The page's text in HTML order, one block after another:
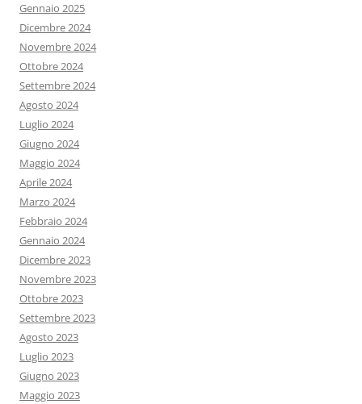
Gennaio 2025
Dicembre 2024
Novembre 2024
Ottobre 2024
Settembre 2024
Agosto 2024
Luglio 2024
Giugno 2024
Maggio 2024
Aprile 2024
Marzo 2024
Febbraio 2024
Gennaio 2024
Dicembre 2023
Novembre 2023
Ottobre 2023
Settembre 2023
Agosto 2023
Luglio 2023
Giugno 2023
Maggio 2023